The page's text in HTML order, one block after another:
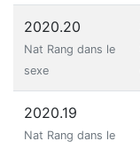
2020.20
Nat Rang dans le
sexe
2020.19
Nat Rang dans le